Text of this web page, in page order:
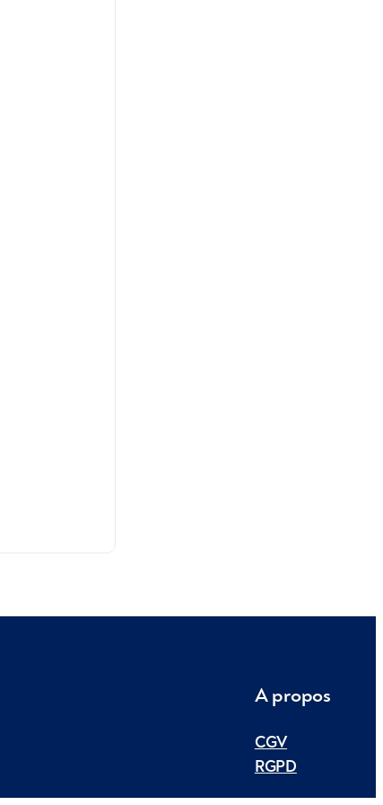
A propos
CGV
RGPD